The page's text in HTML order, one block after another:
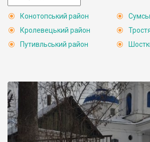
Конотопський район
Кролевецький район
Путивльський район